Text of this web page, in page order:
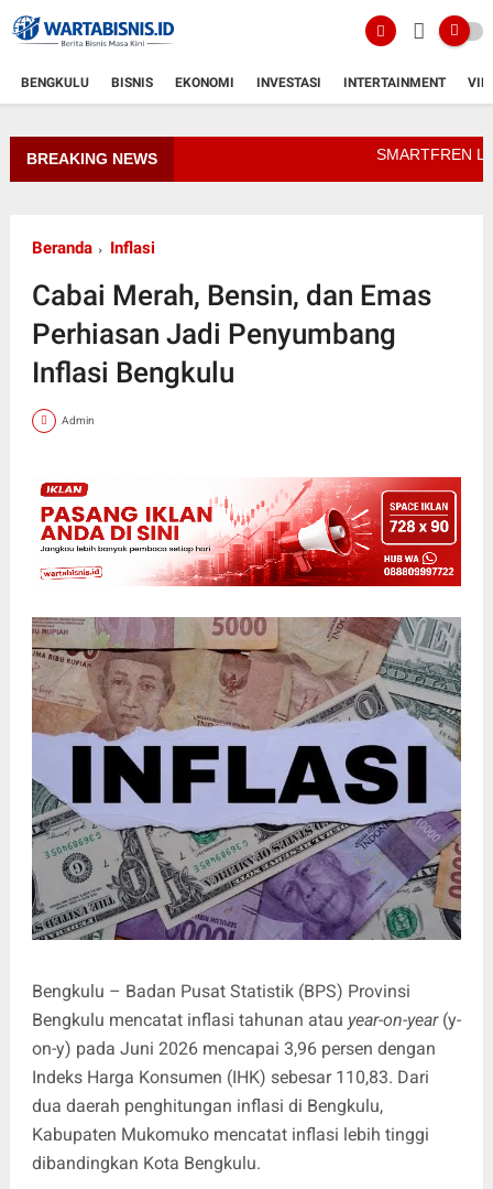
BENGKULU BISNIS EKONOMI INVESTASI INTERTAINMENT
BREAKING NEWS SMARTFREN
Beranda Inflasi
Cabai Merah, Bensin, dan Emas
Perhiasan Jadi Penyumbang
Inflasi Bengkulu
Admin
Bengkulu – Badan Pusat Statistik (BPS) Provinsi
Bengkulu mencatat inflasi tahunan atau year-on-year(y-
on-y) pada Juni 2026 mencapai 3,96 persen dengan
Indeks Harga Konsumen (IHK) sebesar 110,83. Dari
dua daerah penghitungan inflasi di Bengkulu,
Kabupaten Mukomuko mencatat inflasi lebih tinggi
dibandingkan Kota Bengkulu.